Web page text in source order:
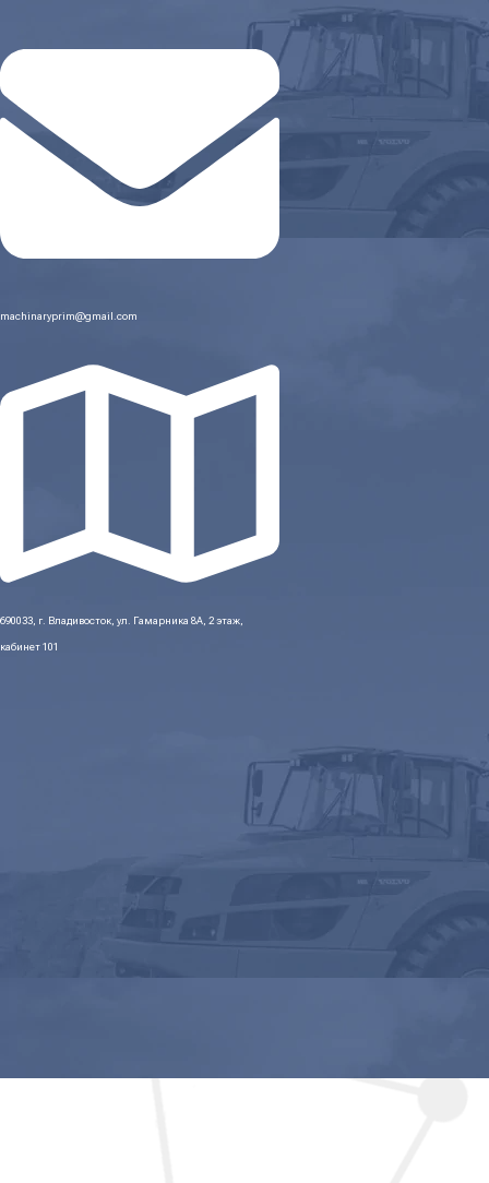
machinaryprim@gmail.com
690033, г. Владивосток, ул. Гамарника 8А, 2 этаж,
кабинет 101